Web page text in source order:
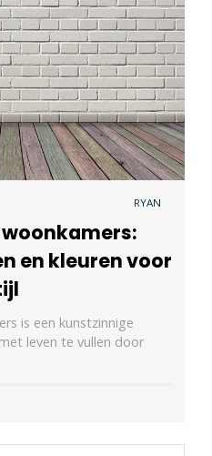
RYAN
en kleuren voor
is een kunstzinnige
leven te vullen door